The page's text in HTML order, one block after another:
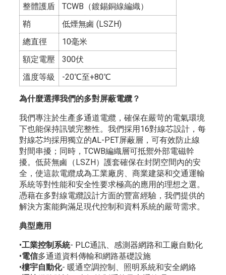
整體護盾
TCWB（鍍錫銅線編織）
鞘
低煙無鹵 (LSZH)
總直徑
10毫米
額定電壓
300伏
溫度等級
-20℃至+80℃
為什麼選擇我們的多對屏蔽電纜？
我們專注於生產多通道電纜，確保在嚴苛的電氣環境
下也能保持訊號完整性。我們採用16對線芯設計，每
對線芯均採用獨立的AL-PET屏蔽層，可有效防止線
對間串擾；同時，TCWB編織層可抵禦外部電磁幹
擾。低菸無鹵（LSZH）護套確保在封閉空間內的安
全，使這款電纜成為工業廠房、商業建築和交通運輸
系統等對性能和安全性要求極高的應用的理想之選。
憑藉在多對線電纜設計方面的豐富經驗，我們提供的
解決方案能夠滿足現代控制和資料系統的嚴苛需求。
典型應用
•工業控制系統- PLC通訊、感測器網路和工廠自動化
•電信多通道資料傳輸和網路基礎設施
•樓宇自動化- 暖通空調控制、照明系統和安全網絡